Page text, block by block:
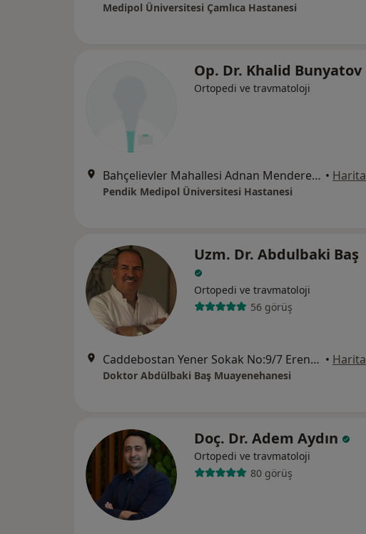
Medipol Üniversitesi Çamlıca Hastanesi
Op. Dr. Khalid Bunyatov
Ortopedi ve travmatoloji
Bahçelievler Mahallesi Adnan Menderes Bulvarı No:31, Pendik • Harita
Pendik Medipol Üniversitesi Hastanesi
Uzm. Dr. Abdulbaki Baş
Ortopedi ve travmatoloji
56 görüş
Caddebostan Yener Sokak No:9/7 Erenköy Kadıköy, İstanbul • Harita
Doktor Abdülbaki Baş Muayenehanesi
Doç. Dr. Adem Aydın
Ortopedi ve travmatoloji
80 görüş